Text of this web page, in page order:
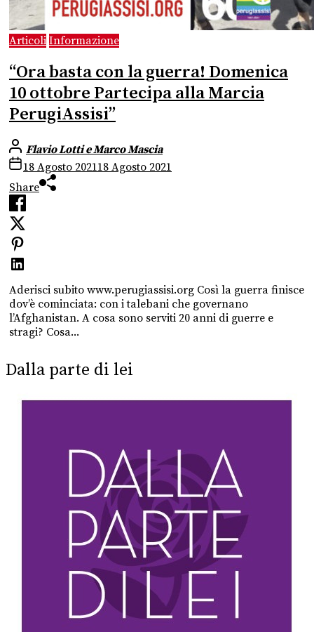
Articoli Informazione
“Ora basta con la guerra! Domenica
10 ottobre Partecipa alla Marcia
PerugiAssisi”
Flavio Lotti e Marco Mascia
18 Agosto 202118 Agosto 2021
Share
Aderisci subito www.perugiassisi.org Così la guerra finisce
dov’è cominciata: con i talebani che governano
l’Afghanistan. A cosa sono serviti 20 anni di guerre e
stragi? Cosa...
Dalla parte di lei